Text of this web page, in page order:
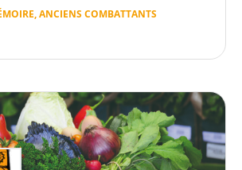
ANCIENS COMBATTANTS
Démarches
Annuaire